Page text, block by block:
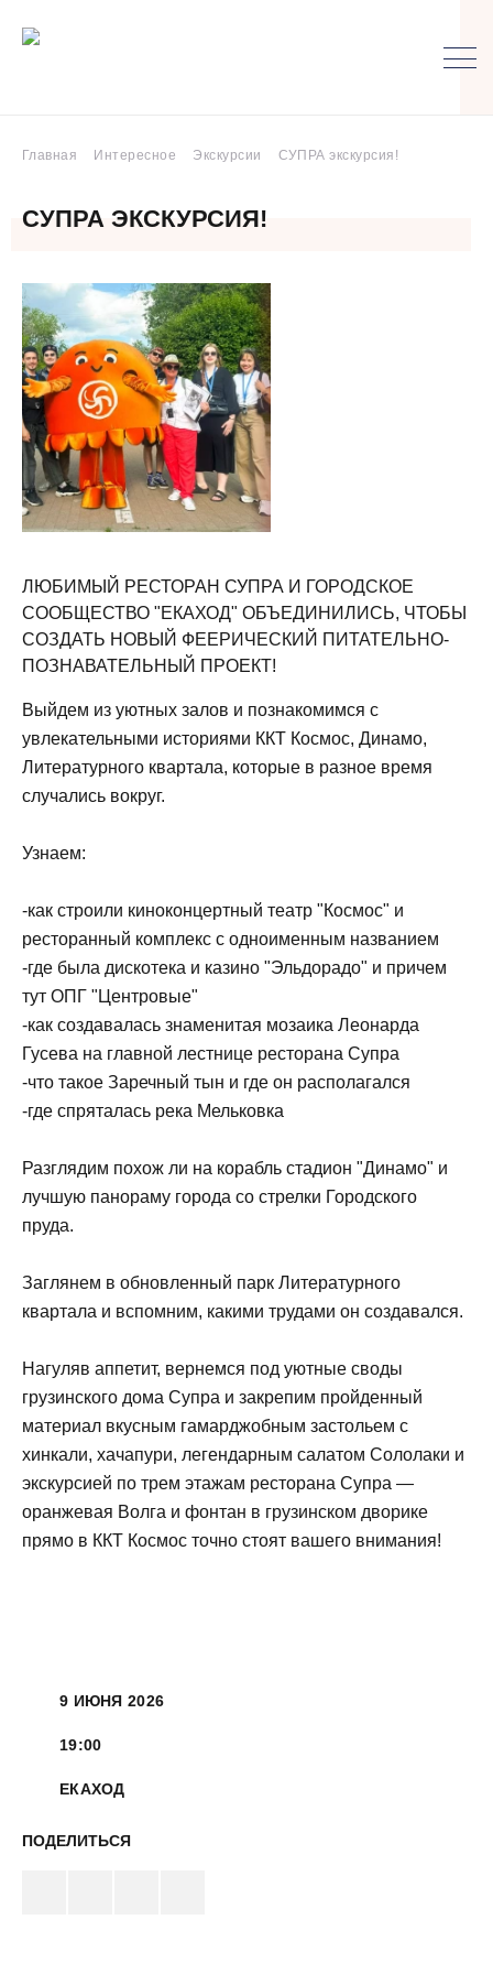
Главная Интересное Экскурсии СУПРА экскурсия!
СУПРА ЭКСКУРСИЯ!
ЛЮБИМЫЙ РЕСТОРАН СУПРА И ГОРОДСКОЕ
СООБЩЕСТВО "ЕКАХОД" ОБЪЕДИНИЛИСЬ, ЧТОБЫ
СОЗДАТЬ НОВЫЙ ФЕЕРИЧЕСКИЙ ПИТАТЕЛЬНО-
ПОЗНАВАТЕЛЬНЫЙ ПРОЕКТ!
Выйдем из уютных залов и познакомимся с
увлекательными историями ККТ Космос, Динамо,
Литературного квартала, которые в разное время
случались вокруг.
Узнаем:
-как строили киноконцертный театр "Космос" и
ресторанный комплекс с одноименным названием
-где была дискотека и казино "Эльдорадо" и причем
тут ОПГ "Центровые"
-как создавалась знаменитая мозаика Леонарда
Гусева на главной лестнице ресторана Супра
-что такое Заречный тын и где он располагался
-где спряталась река Мельковка
Разглядим похож ли на корабль стадион "Динамо" и
лучшую панораму города со стрелки Городского
пруда.
Заглянем в обновленный парк Литературного
квартала и вспомним, какими трудами он создавался.
Нагуляв аппетит, вернемся под уютные своды
грузинского дома Супра и закрепим пройденный
материал вкусным гамарджобным застольем с
хинкали, хачапури, легендарным салатом Сололаки и
экскурсией по трем этажам ресторана Супра —
оранжевая Волга и фонтан в грузинском дворике
прямо в ККТ Космос точно стоят вашего внимания!
9 ИЮНЯ 2026
19:00
ЕКАХОД
ПОДЕЛИТЬСЯ